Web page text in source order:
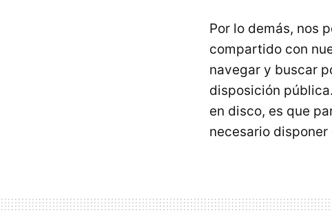
Por lo demás, nos
compartido con
navegar y buscar
disposición
en disco, es que
necesario